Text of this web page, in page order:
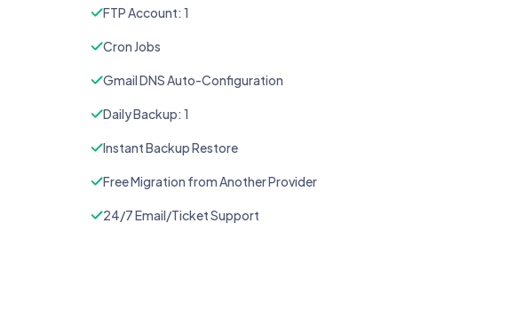
FTP Account: 1
Cron Jobs
Gmail DNS Auto-Configuration
Daily Backup: 1
Instant Backup Restore
Free Migration from Another Provider
24/7 Email/Ticket Support